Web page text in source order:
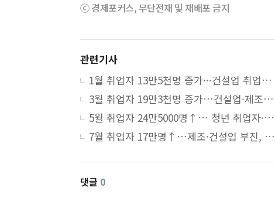
ⓒ 경제포커스, 무단전재 및 재배포 금지
관련기사
1월 취업자 13만5천명 증가···건설업 취업자 17만명 ‘역대 최대 감소’
3월 취업자 19만3천명 증가…건설업·제조업 고용은 '한파'
5월 취업자 24만5000명↑… 청년 취업자·고용률↓
7월 취업자 17만명↑…제조·건설업 부진, 20대 ‘쉬었음’ 역대 최대
댓글 0